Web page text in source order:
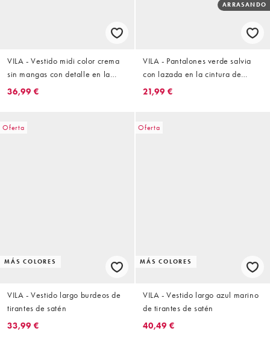
VILA - Vestido midi color crema
sin mangas con detalle en la
cintura de punto jacquard
36,99 €
ARRASANDO
VILA - Pantalones verde salvia
con lazada en la cintura de
punto texturizado
21,99 €
Oferta
MÁS COLORES
VILA - Vestido largo burdeos de
tirantes de satén
33,99 €
Oferta
MÁS COLORES
VILA - Vestido largo azul marino
de tirantes de satén
40,49 €